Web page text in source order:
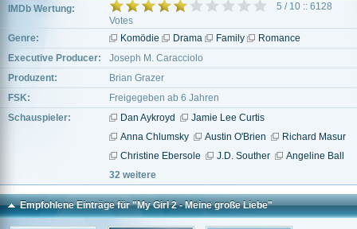
IMDb Wertung:
5 / 10 :: 6128
Votes
Genre:
Komödie Drama Family
Romance
Executive Producer:
Joseph M. Caracciolo
Produzent:
Brian Grazer
FSK:
Freigegeben ab 6 Jahren
Schauspieler:
Dan Aykroyd
Jamie Lee Curtis
Anna Chlumsky
Austin O'Brien
Richard Masur
Christine Ebersole
J.D. Souther
Angeline Ball
32 weitere
Empfohlene Einträge für "My Girl 2 - Meine große Liebe"